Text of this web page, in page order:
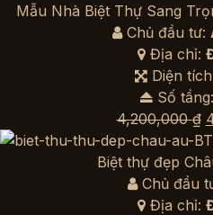
Mẫu Nhà Biệt Thự Sang
Chủ đầu tư:
Địa chỉ:
Diện
Số tầng:
4,200,000₫
Biệt thự đẹp
Chủ đầu
Địa chỉ: